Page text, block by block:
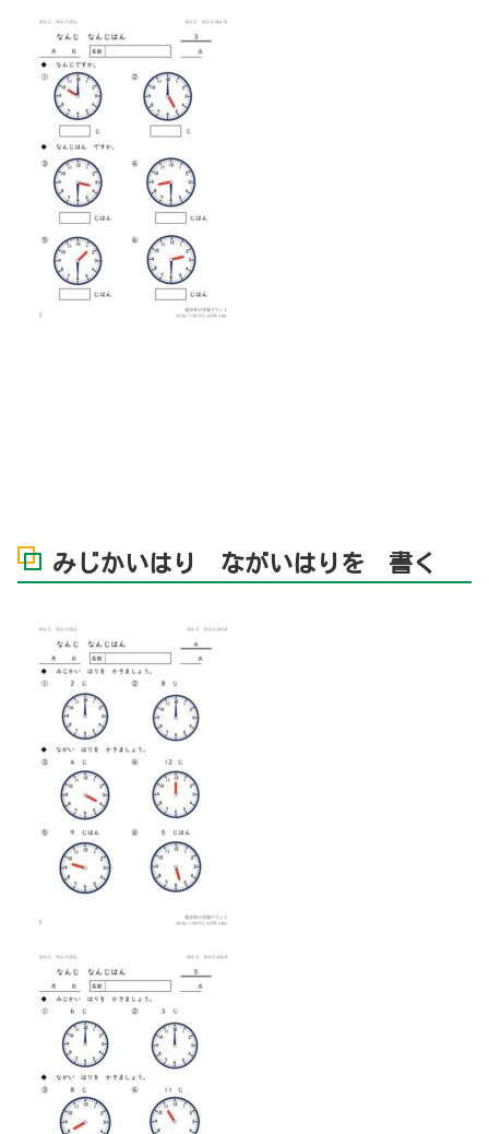
みじかいはり ながいはりを 書く